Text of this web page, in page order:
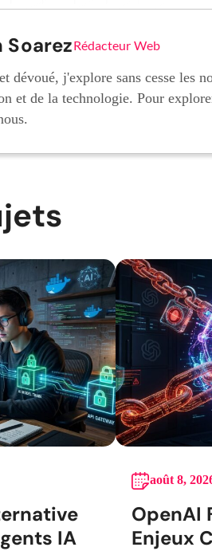
SoarezRédacteur Web
dévoué, j'explore sans cesse les
et de la technologie. Pour
IA
août 8,
OpenAI
Enjeux